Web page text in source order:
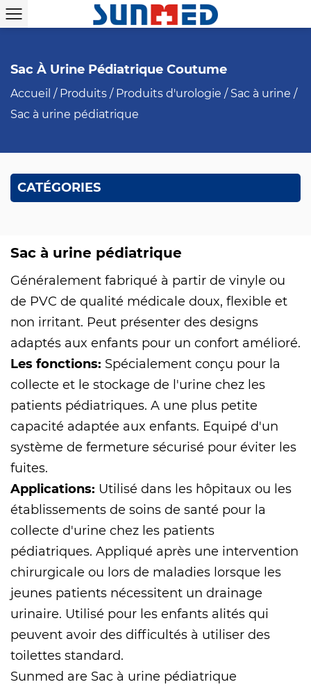
Sac À Urine Pédiatrique Coutume
Accueil / Produits / Produits d'urologie / Sac à urine /
Sac à urine pédiatrique
CATÉGORIES
Sac à urine pédiatrique
Généralement fabriqué à partir de vinyle ou
de PVC de qualité médicale doux, flexible et
non irritant. Peut présenter des designs
adaptés aux enfants pour un confort amélioré.
Les fonctions: Spécialement conçu pour la
collecte et le stockage de l'urine chez les
patients pédiatriques. A une plus petite
capacité adaptée aux enfants. Equipé d'un
système de fermeture sécurisé pour éviter les
fuites.
Applications: Utilisé dans les hôpitaux ou les
établissements de soins de santé pour la
collecte d'urine chez les patients
pédiatriques. Appliqué après une intervention
chirurgicale ou lors de maladies lorsque les
jeunes patients nécessitent un drainage
urinaire. Utilisé pour les enfants alités qui
peuvent avoir des difficultés à utiliser des
toilettes standard.
Sunmed are Sac à urine pédiatrique